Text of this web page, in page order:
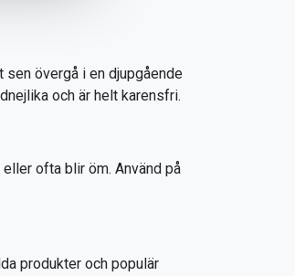
övergå i en djupgående
och är helt karensfri.
ofta blir öm. Använd på
produkter och populär